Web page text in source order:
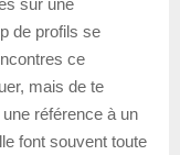
de profils se
ce
mais de te
référence à un
font souvent toute